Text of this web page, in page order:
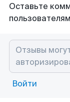
Оставьте
Войти